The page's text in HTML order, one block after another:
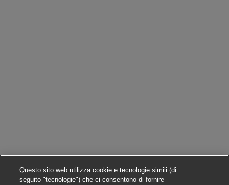
Questo sito web utilizza cookie e tecnologie simili (di
seguito "tecnologie") che ci consentono di fornire